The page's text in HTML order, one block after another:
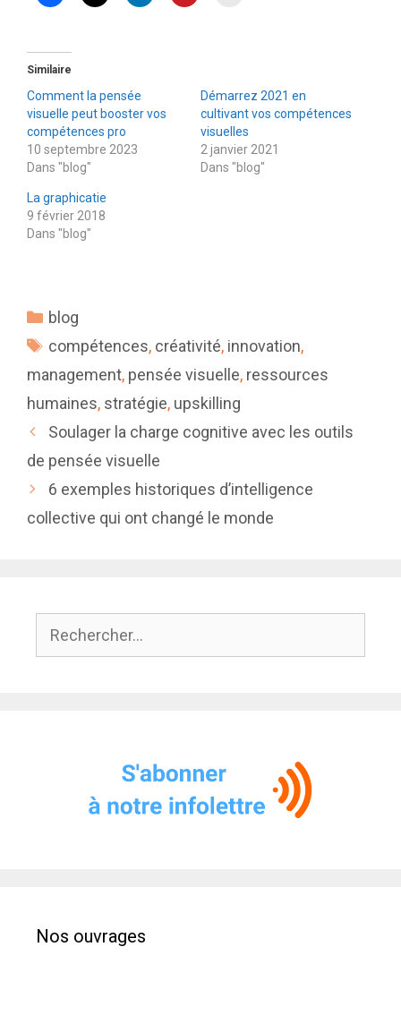
Similaire
Comment la pensée
visuelle peut booster vos
compétences pro
10 septembre 2023
Dans "blog"
Démarrez 2021 en
cultivant vos compétences
visuelles
2 janvier 2021
Dans "blog"
La graphicatie
9 février 2018
Dans "blog"
Catégories
blog
Étiquettes
compétences, créativité, innovation,
management, pensée visuelle, ressources
humaines, stratégie, upskilling
Soulager la charge cognitive avec les outils
de pensée visuelle
6 exemples historiques d’intelligence
collective qui ont changé le monde
Nos ouvrages